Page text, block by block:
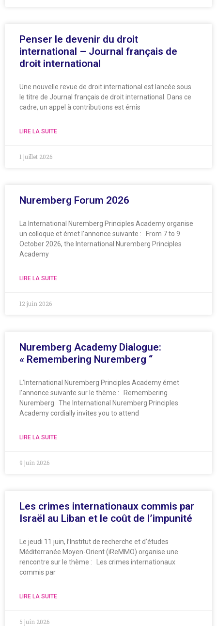
Penser le devenir du droit
international – Journal français de
droit international
Une nouvelle revue de droit international est lancée sous
le titre de Journal français de droit international. Dans ce
cadre, un appel à contributions est émis
LIRE LA SUITE
1 juillet 2026
Nuremberg Forum 2026
La International Nuremberg Principles Academy organise
un colloque et émet l’annonce suivante : From 7 to 9
October 2026, the International Nuremberg Principles
Academy
LIRE LA SUITE
12 juin 2026
Nuremberg Academy Dialogue:
« Remembering Nuremberg “
L’International Nuremberg Principles Academy émet
l’annonce suivante sur le thème : Remembering
Nuremberg The International Nuremberg Principles
Academy cordially invites you to attend
LIRE LA SUITE
9 juin 2026
Les crimes internationaux commis par
Israël au Liban et le coût de l’impunité
Le jeudi 11 juin, l’Institut de recherche et d’études
Méditerranée Moyen-Orient (iReMMO) organise une
rencontre sur le thème : Les crimes internationaux
commis par
LIRE LA SUITE
5 juin 2026